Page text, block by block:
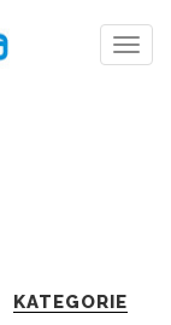
KATEGORIE